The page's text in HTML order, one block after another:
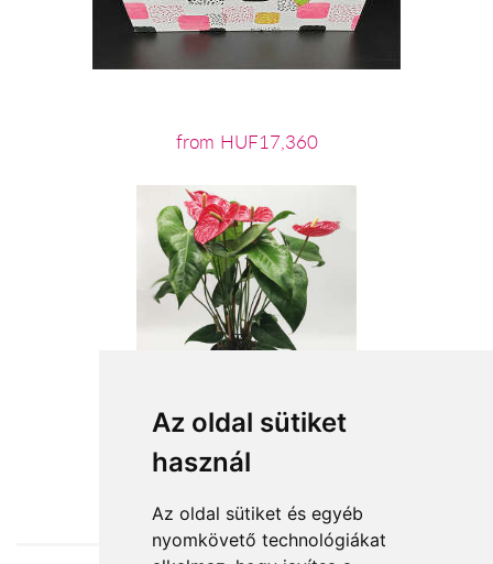
Az oldal sütiket
használ
Az oldal sütiket és egyéb
nyomkövető technológiákat
from HUF17,360
from HUF15,524